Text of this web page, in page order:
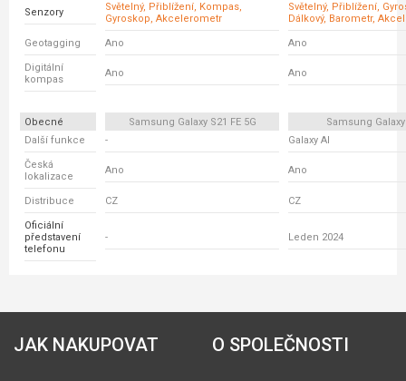
Senzory
Světelný, Přiblížení, Kompas,
Gyroskop, Akcelerometr
Světelný, Přiblížení,
Dálkový, Barometr,
Geotagging Ano Ano
Digitální
kompas
Ano Ano
Obecné Samsung Galaxy S21 FE 5G
Samsung Galaxy
Další funkce
- Galaxy AI
Česká
lokalizace
Ano Ano
Distribuce CZ CZ
Oficiální
představení
telefonu
- Leden 2024
JAK NAKUPOVAT O SPOLEČNOSTI